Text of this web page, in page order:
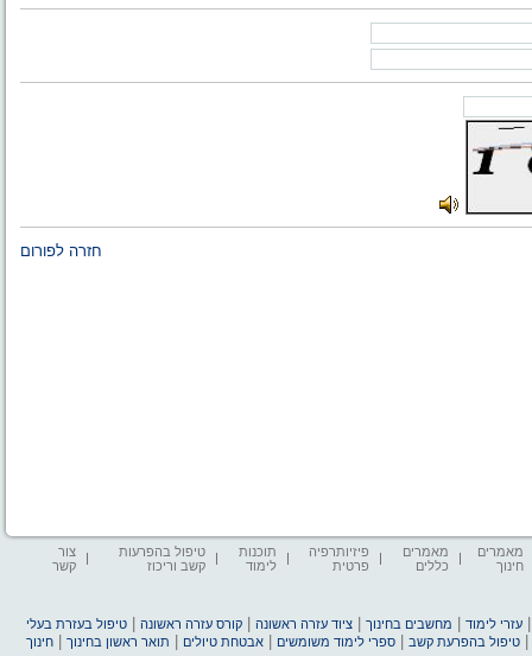
חזרה לפורום
מאמרים
חינוך
מאמרים
כללים
פיזיותרפיה
פרטית
תוכנות
לימוד
טיפול בהפרעות
קשב וריכוז
צור
קשר
עזרי לימוד מחשבים בחינוך |ציוד עזרה ראשונה |קורס עזרה ראשונה |טיפול בעזרת בעלי
|טיפול בהפרעת קשב |ספרי לימוד משומשים |אבטחת טיולים תואר ראשון בחינוך |חינוך